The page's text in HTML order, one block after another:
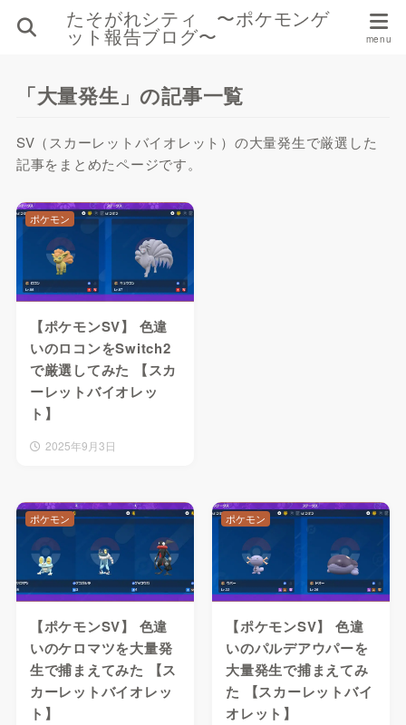
たそがれシティ 〜ポケモンゲ
ット報告ブログ〜
「大量発生」の記事一覧
SV（スカーレットバイオレット）の大量発生で厳選した
記事をまとめたページです。
【ポケモンSV】 色違
いのロコンをSwitch2
で厳選してみた 【スカ
ーレットバイオレッ
ト】
2025年9月3日
ポケモン
【ポケモンSV】 色違
いのケロマツを大量発
生で捕まえてみた 【ス
カーレットバイオレッ
ト】
ポケモン
【ポケモンSV】 色違
いのパルデアウパーを
大量発生で捕まえてみ
た 【スカーレットバイ
オレット】
ポケモン